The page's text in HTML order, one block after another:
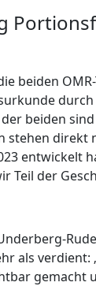
beiden
beiden
stehen
entwickelt
Teil der
als verdient:
gemacht